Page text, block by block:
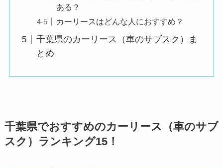
ある？
カーリースはどんな人におすすめ？
千葉県のカーリース（車のサブスク）ま
とめ
千葉県でおすすめのカーリース（車のサブ
スク）ランキング15！